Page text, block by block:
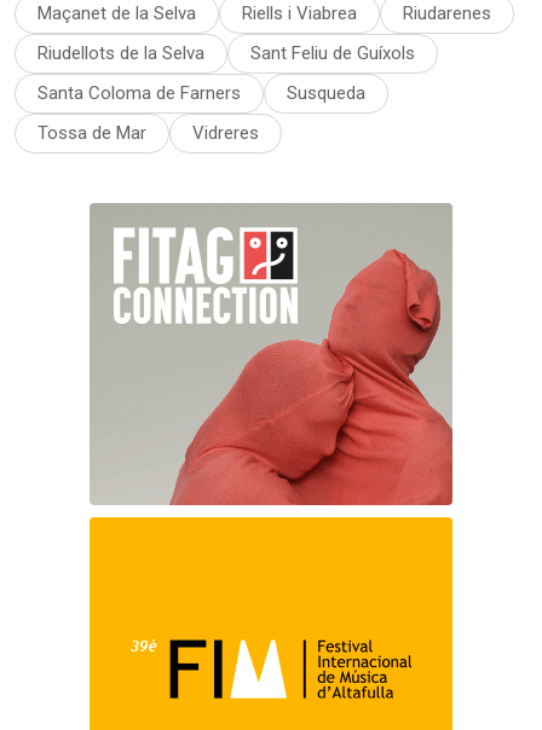
Maçanet de la Selva
Riells i Viabrea
Riudarenes
Riudellots de la Selva
Sant Feliu de Guíxols
Santa Coloma de Farners
Susqueda
Tossa de Mar
Vidreres